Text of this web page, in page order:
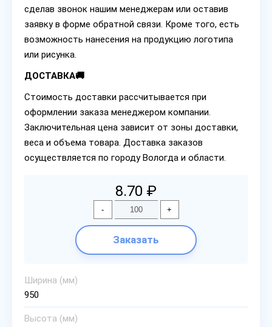
сделав звонок нашим менеджерам или оставив
заявку в форме обратной связи. Кроме того, есть
возможность нанесения на продукцию логотипа
или рисунка.
ДОСТАВКА🚚
Стоимость доставки рассчитывается при
оформлении заказа менеджером компании.
Заключительная цена зависит от зоны доставки,
веса и объема товара. Доставка заказов
осуществляется по городу Вологда и области.
8.70 ₽
- +
Заказать
Ширина (мм)
950
Высота (мм)